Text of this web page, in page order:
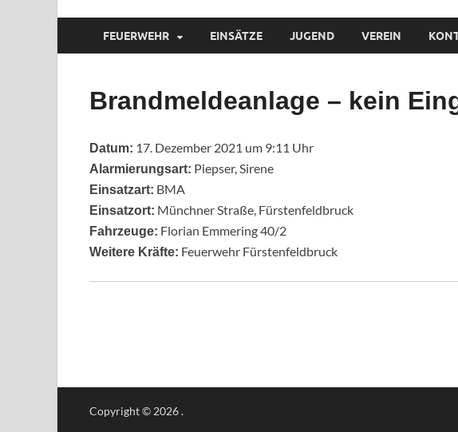
FEUERWEHR EINSÄTZE JUGEND VEREIN
Brandmeldeanlage – kein
Datum: 17. Dezember 2021 um 9:11 Uhr
Alarmierungsart: Piepser, Sirene
Einsatzart: BMA
Einsatzort: Münchner Straße, Fürstenfeldbruck
Fahrzeuge: Florian Emmering 40/2
Weitere Kräfte: Feuerwehr Fürstenfeldbruck
Copyright © 2026.